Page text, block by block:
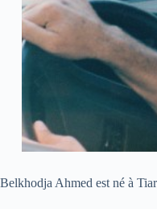
Belkhodja Ahmed est né à